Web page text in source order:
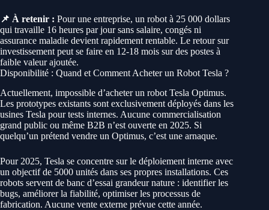
📌 À retenir : Pour une entreprise, un robot à 25 000 dollars
qui travaille 16 heures par jour sans salaire, congés ni
assurance maladie devient rapidement rentable. Le retour sur
investissement peut se faire en 12-18 mois sur des postes à
faible valeur ajoutée.
Disponibilité : Quand et Comment Acheter un Robot Tesla ?
Actuellement, impossible d’acheter un robot Tesla Optimus.
Les prototypes existants sont exclusivement déployés dans les
usines Tesla pour tests internes. Aucune commercialisation
grand public ou même B2B n’est ouverte en 2025. Si
quelqu’un prétend vendre un Optimus, c’est une arnaque.
Pour 2025, Tesla se concentre sur le déploiement interne avec
un objectif de 5000 unités dans ses propres installations. Ces
robots servent de banc d’essai grandeur nature : identifier les
bugs, améliorer la fiabilité, optimiser les processus de
fabrication. Aucune vente externe prévue cette année.